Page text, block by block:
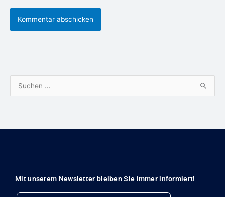
h
Mit unserem Newsletter bleiben Sie immer informiert!
Email